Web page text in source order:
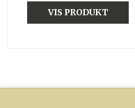
VIS PRODUKT